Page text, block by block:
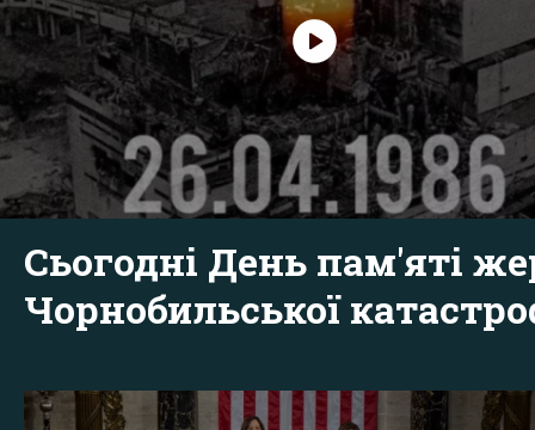
Сьогодні День пам'яті
Чорнобильської